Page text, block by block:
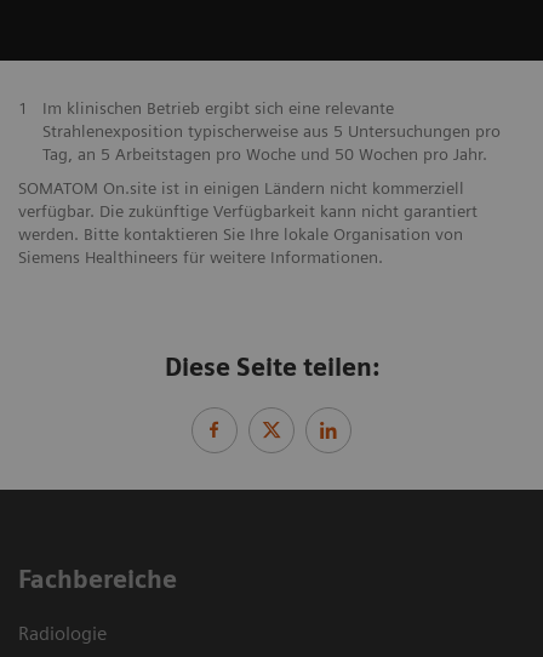
1
Im klinischen Betrieb ergibt sich eine relevante
Strahlenexposition typischerweise aus 5 Untersuchungen pro
Tag, an 5 Arbeitstagen pro Woche und 50 Wochen pro Jahr.
SOMATOM On.site ist in einigen Ländern nicht kommerziell
verfügbar. Die zukünftige Verfügbarkeit kann nicht garantiert
werden. Bitte kontaktieren Sie Ihre lokale Organisation von
Siemens Healthineers für weitere Informationen.
Diese Seite teilen:
Fachbereiche
Radiologie